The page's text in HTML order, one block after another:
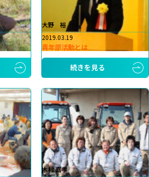
大野 裕
2019.03.19
青年部活動とは
続きを見る
木村 嘉孝